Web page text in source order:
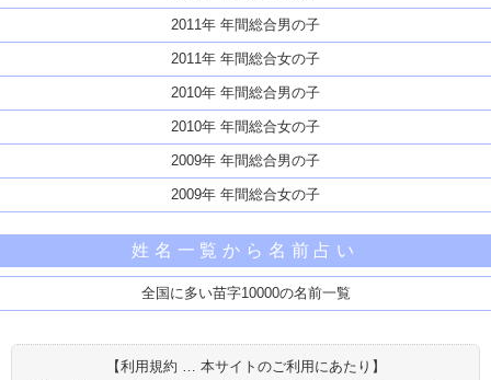
2011年 年間総合男の子
2011年 年間総合女の子
2010年 年間総合男の子
2010年 年間総合女の子
2009年 年間総合男の子
2009年 年間総合女の子
姓名一覧から名前占い
全国に多い苗字10000の名前一覧
【利用規約 … 本サイトのご利用にあたり】